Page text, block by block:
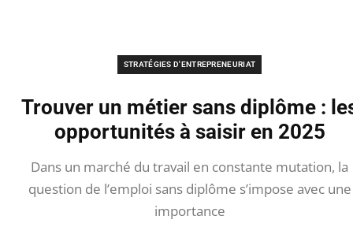
STRATÉGIES D'ENTREPRENEURIAT
Trouver un métier sans diplôme :
opportunités à saisir en 2025
Dans un marché du travail en constante mutation, la
question de l’emploi sans diplôme s’impose avec une
importance